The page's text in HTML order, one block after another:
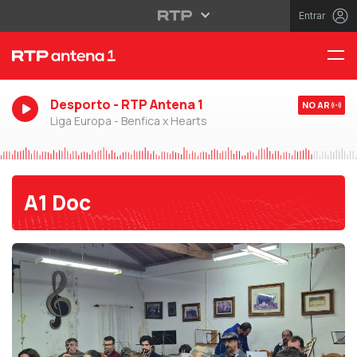
Entrar
Desporto - RTP Antena 1
Liga Europa - Benfica x Hearts
NO AR
A1 Doc